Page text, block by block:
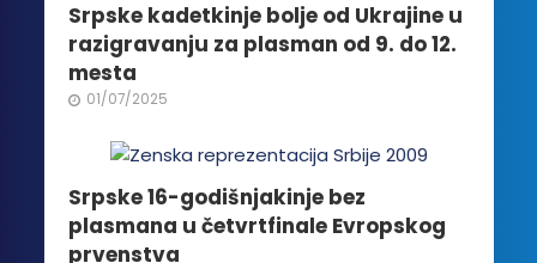
Srpske kadetkinje bolje od Ukrajine u
razigravanju za plasman od 9. do 12.
mesta
01/07/2025
Srpske 16-godišnjakinje bez
plasmana u četvrtfinale Evropskog
prvenstva